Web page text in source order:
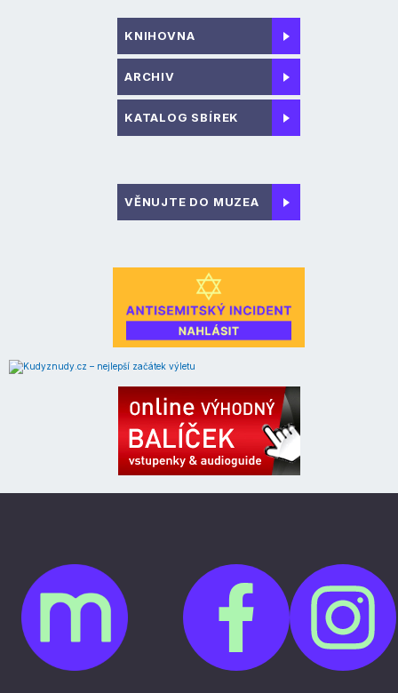
KNIHOVNA
ARCHIV
KATALOG SBÍREK
VĚNUJTE DO MUZEA